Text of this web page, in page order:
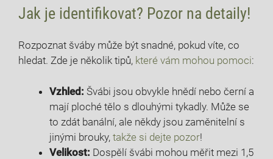
Jak je identifikovat? Pozor na detaily!
Rozpoznat šváby může být snadné, pokud víte, co⁢
hledat. Zde je několik‍ tipů, které vám mohou pomoci:
Vzhled: Švábi jsou obvykle⁣ hnědí⁣ nebo černí a
mají ploché tělo s dlouhými tykadly. Může⁢ se
to zdát banální, ale někdy jsou zaměnitelní s
jinými brouky,​ takže si dejte pozor!
Velikost: ​Dospělí švábi mohou měřit mezi 1,5⁢